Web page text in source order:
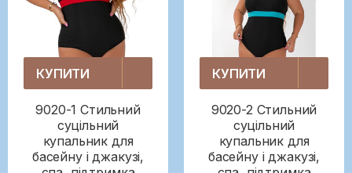
КУПИТИ
9020-1 Стильний
суцільний
купальник для
басейну і джакузі,
КУПИТИ
9020-2 Стильний
суцільний
купальник для
басейну і джакузі,